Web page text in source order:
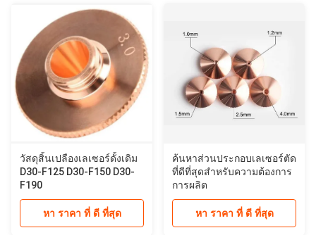
วัสดุสิ้นเปลืองเลเซอร์ดั้งเดิม
D30-F125 D30-F150 D30-
F190
หา ราคา ที่ ดี ที่สุด
ค้นหาส่วนประกอบเลเซอร์ตัด
ที่ดีที่สุดสําหรับความต้องการ
การผลิต
หา ราคา ที่ ดี ที่สุด